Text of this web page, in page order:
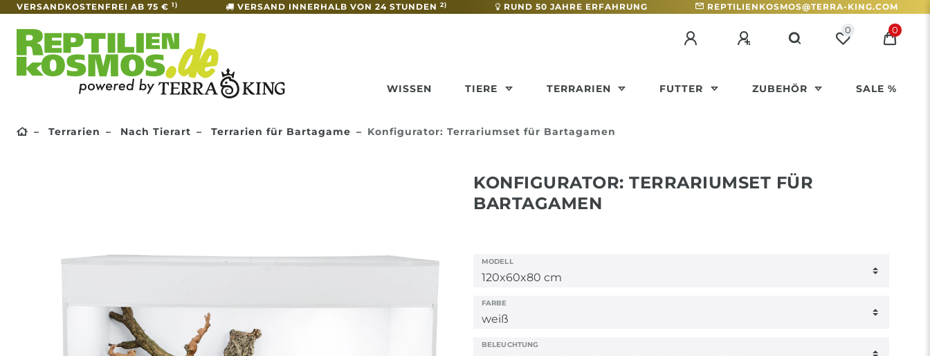
VERSANDKOSTENFREI AB 75 € 1) VERSAND INNERHALB VON 24 STUNDEN 2) RUND 50 JAHRE ERFAHRUNG REPTILIENKOSMOS@TERRA-KING.COM
0 0
WISSEN TIERE TERRARIEN FUTTER ZUBEHÖR SALE %
Terrarien Nach Tierart Terrarien für Bartagame Konfigurator: Terrariumset für Bartagamen
KONFIGURATOR: TERRARIUMSET FÜR
BARTAGAMEN
MODELL
FARBE
BELEUCHTUNG